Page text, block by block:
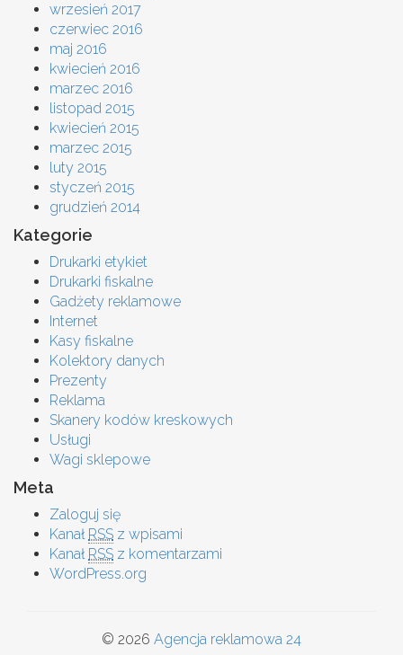
wrzesień 2017
czerwiec 2016
maj 2016
kwiecień 2016
marzec 2016
listopad 2015
kwiecień 2015
marzec 2015
luty 2015
styczeń 2015
grudzień 2014
Kategorie
Drukarki etykiet
Drukarki fiskalne
Gadżety reklamowe
Internet
Kasy fiskalne
Kolektory danych
Prezenty
Reklama
Skanery kodów kreskowych
Usługi
Wagi sklepowe
Meta
Zaloguj się
Kanał RSS z wpisami
Kanał RSS z komentarzami
WordPress.org
© 2026 Agencja reklamowa 24